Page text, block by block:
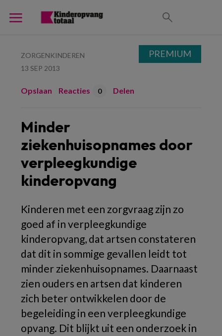
ZORGENKINDEREN
13 SEP 2013
Opslaan Reacties 0 Delen
Minder
ziekenhuisopnames door
verpleegkundige
kinderopvang
Kinderen met een zorgvraag zijn zo
goed af in verpleegkundige
kinderopvang, dat artsen constateren
dat dit in sommige gevallen leidt tot
minder ziekenhuisopnames. Daarnaast
zien ouders en artsen dat kinderen
zich beter ontwikkelen door de
begeleiding in een verpleegkundige
opvang. Dit blijkt uit een onderzoek in
PREMIUM